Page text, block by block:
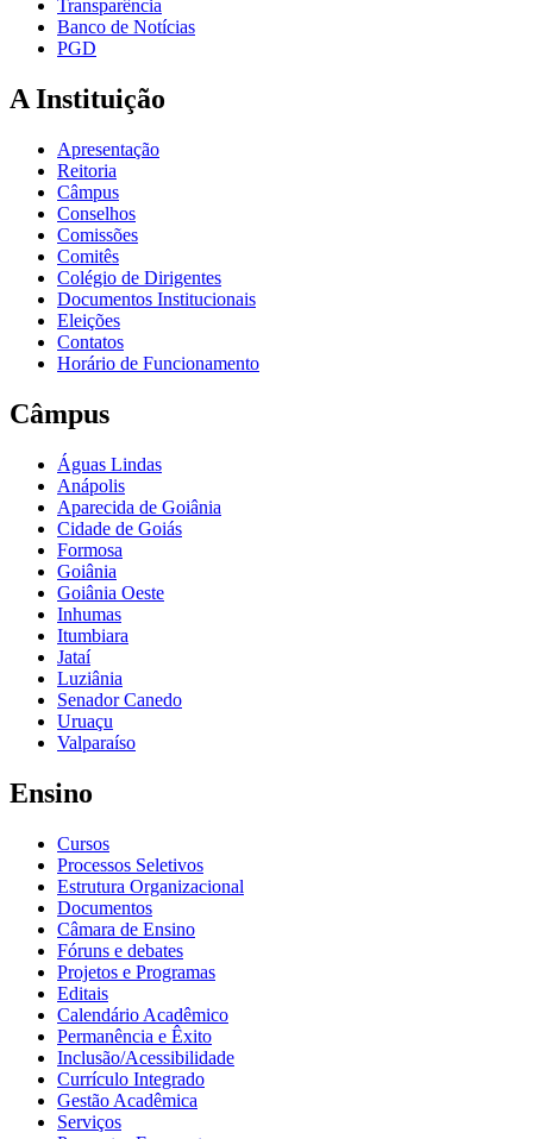
Transparência
Banco de Notícias
PGD
A Instituição
Apresentação
Reitoria
Câmpus
Conselhos
Comissões
Comitês
Colégio de Dirigentes
Documentos Institucionais
Eleições
Contatos
Horário de Funcionamento
Câmpus
Águas Lindas
Anápolis
Aparecida de Goiânia
Cidade de Goiás
Formosa
Goiânia
Goiânia Oeste
Inhumas
Itumbiara
Jataí
Luziânia
Senador Canedo
Uruaçu
Valparaíso
Ensino
Cursos
Processos Seletivos
Estrutura Organizacional
Documentos
Câmara de Ensino
Fóruns e debates
Projetos e Programas
Editais
Calendário Acadêmico
Permanência e Êxito
Inclusão/Acessibilidade
Currículo Integrado
Gestão Acadêmica
Serviços